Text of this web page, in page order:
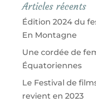
Articles récents
Édition 2024 du
En Montagne
Une cordée de
Équatoriennes
Le Festival de
revient en 2023